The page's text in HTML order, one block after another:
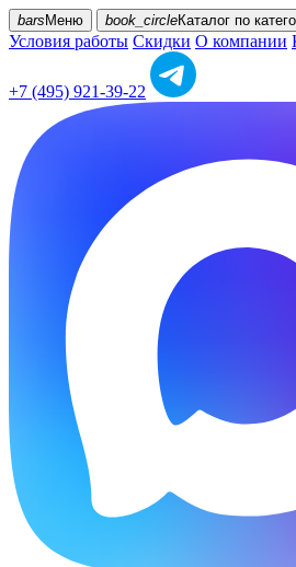
bars Меню book_circleКаталог по
Условия работы Скидки О компании
+7 (495) 921-39-22